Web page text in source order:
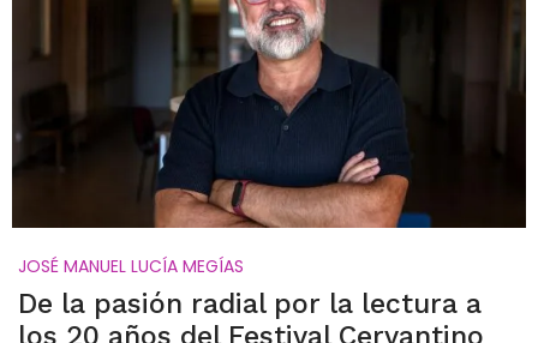
JOSÉ MANUEL LUCÍA MEGÍAS
De la pasión radial por la lectura a